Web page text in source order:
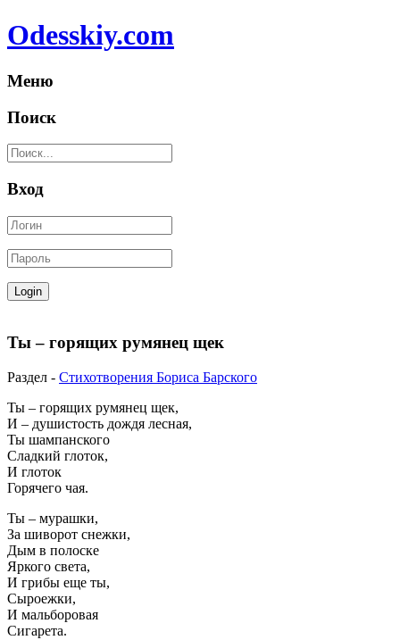
Odesskiy.com
Меню
Поиск
Вход
Ты – горящих румянец щек
Раздел - Стихотворения Бориса Барского
Ты – горящих румянец щек,
И – душистость дождя лесная,
Ты шампанского
Сладкий глоток,
И глоток
Горячего чая.
Ты – мурашки,
За шиворот снежки,
Дым в полоске
Яркого света,
И грибы еще ты,
Сыроежки,
И мальборовая
Сигарета.